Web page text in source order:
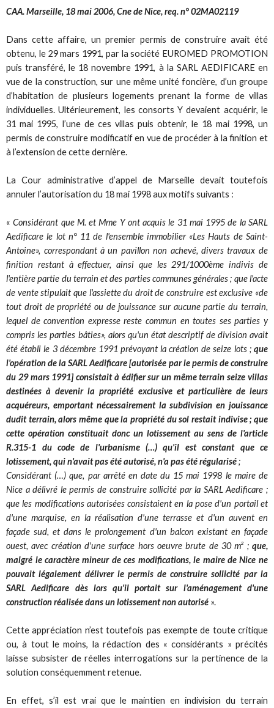
CAA. Marseille, 18 mai 2006, Cne de Nice, req. n° 02MA02119
Dans cette affaire, un premier permis de construire avait été
obtenu, le 29 mars 1991, par la société EUROMED PROMOTION
puis transféré, le 18 novembre 1991, à la SARL AEDIFICARE en
vue de la construction, sur une même unité foncière, d’un groupe
d’habitation de plusieurs logements prenant la forme de villas
individuelles. Ultérieurement, les consorts Y devaient acquérir, le
31 mai 1995, l’une de ces villas puis obtenir, le 18 mai 1998, un
permis de construire modificatif en vue de procéder à la finition et
à l’extension de cette dernière.
La Cour administrative d’appel de Marseille devait toutefois
annuler l’autorisation du 18 mai 1998 aux motifs suivants :
«Considérant que M. et Mme Y ont acquis le 31 mai 1995 de la SARL
Aedificare le lot n° 11 de l'ensemble immobilier «Les Hauts de Saint-
Antoine», correspondant à un pavillon non achevé, divers travaux de
finition restant à effectuer, ainsi que les 291/1000ème indivis de
l'entière partie du terrain et des parties communes générales ; que l'acte
de vente stipulait que l'assiette du droit de construire est exclusive «de
tout droit de propriété ou de jouissance sur aucune partie du terrain,
lequel de convention expresse reste commun en toutes ses parties y
compris les parties bâties», alors qu'un état descriptif de division avait
été établi le 3 décembre 1991 prévoyant la création de seize lots ; que
l'opération de la SARL Aedificare [autorisée par le permis de construire
du 29 mars 1991] consistait à édifier sur un même terrain seize villas
destinées à devenir la propriété exclusive et particulière de leurs
acquéreurs, emportant nécessairement la subdivision en jouissance
dudit terrain, alors même que la propriété du sol restait indivise ; que
cette opération constituait donc un lotissement au sens de l'article
R.315-1 du code de l'urbanisme (…) qu'il est constant que ce
lotissement, qui n'avait pas été autorisé, n'a pas été régularisé;
Considérant (…) que, par arrêté en date du 15 mai 1998 le maire de
Nice a délivré le permis de construire sollicité par la SARL Aedificare ;
que les modifications autorisées consistaient en la pose d'un portail et
d'une marquise, en la réalisation d'une terrasse et d'un auvent en
façade sud, et dans le prolongement d'un balcon existant en façade
ouest, avec création d'une surface hors oeuvre brute de 30 m² ; que,
malgré le caractère mineur de ces modifications, le maire de Nice ne
pouvait légalement délivrer le permis de construire sollicité par la
SARL Aedificare dès lors qu'il portait sur l'aménagement d'une
construction réalisée dans un lotissement non autorisé ».
Cette appréciation n’est toutefois pas exempte de toute critique
ou, à tout le moins, la rédaction des « considérants » précités
laisse subsister de réelles interrogations sur la pertinence de la
solution conséquemment retenue.
En effet, s’il est vrai que le maintien en indivision du terrain